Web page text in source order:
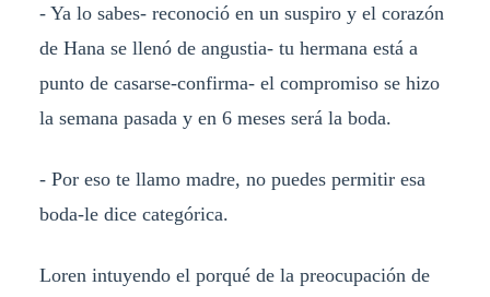
- Ya lo sabes- reconoció en un suspiro y el corazón
de Hana se llenó de angustia- tu hermana está a
punto de casarse-confirma- el compromiso se hizo
la semana pasada y en 6 meses será la boda.
- Por eso te llamo madre, no puedes permitir esa
boda-le dice categórica.
Loren intuyendo el porqué de la preocupación de